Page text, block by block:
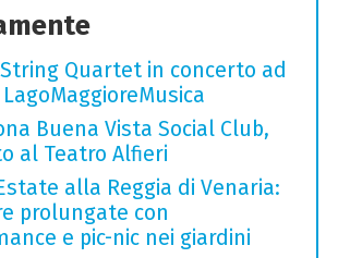
Quartet in concerto ad
Buena Vista Social Club,
al Teatro Alfieri
alla Reggia di Venaria:
prolungate con
e pic-nic nei giardini